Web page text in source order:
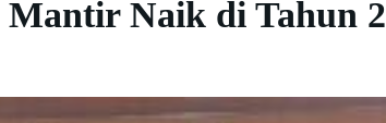
Mantir Naik di Tahun